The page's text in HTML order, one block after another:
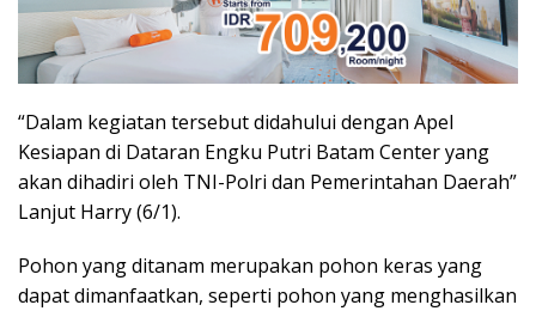
“Dalam kegiatan tersebut didahului dengan Apel
Kesiapan di Dataran Engku Putri Batam Center yang
akan dihadiri oleh TNI-Polri dan Pemerintahan Daerah”
Lanjut Harry (6/1).
Pohon yang ditanam merupakan pohon keras yang
dapat dimanfaatkan, seperti pohon yang menghasilkan